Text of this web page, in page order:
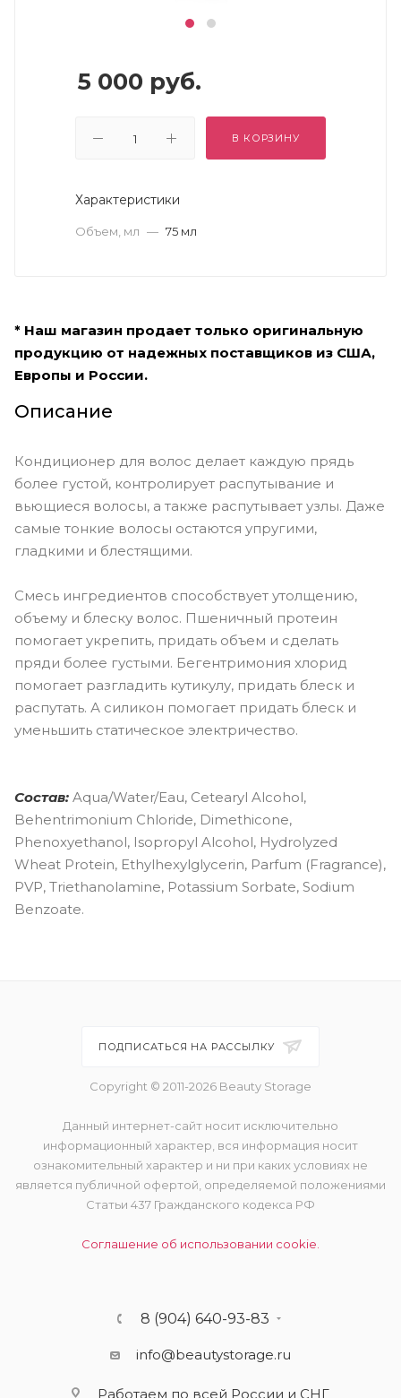
5 000 руб.
В КОРЗИНУ
Характеристики
Объем, мл — 75 мл
* Наш магазин продает только оригинальную
продукцию от надежных поставщиков из США,
Европы и России.
Описание
Кондиционер для волос делает каждую прядь
более густой, контролирует распутывание и
вьющиеся волосы, а также распутывает узлы. Даже
самые тонкие волосы остаются упругими,
гладкими и блестящими.
Смесь ингредиентов способствует утолщению,
объему и блеску волос. Пшеничный протеин
помогает укрепить, придать объем и сделать
пряди более густыми. Бегентримония хлорид
помогает разгладить кутикулу, придать блеск и
распутать. А силикон помогает придать блеск и
уменьшить статическое электричество.
Состав: Aqua/Water/Eau, Cetearyl Alcohol,
Behentrimonium Chloride, Dimethicone,
Phenoxyethanol, Isopropyl Alcohol, Hydrolyzed
Wheat Protein, Ethylhexylglycerin, Parfum (Fragrance),
PVP, Triethanolamine, Potassium Sorbate, Sodium
Benzoate.
ПОДПИСАТЬСЯ НА РАССЫЛКУ
Copyright © 2011-2026 Beauty Storage
Данный интернет-сайт носит исключительно
информационный характер, вся информация носит
ознакомительный характер и ни при каких условиях не
является публичной офертой, определяемой положениями
Статьи 437 Гражданского кодекса РФ
Соглашение об использовании cookie.
8 (904) 640-93-83
info@beautystorage.ru
Работаем по всей России и СНГ